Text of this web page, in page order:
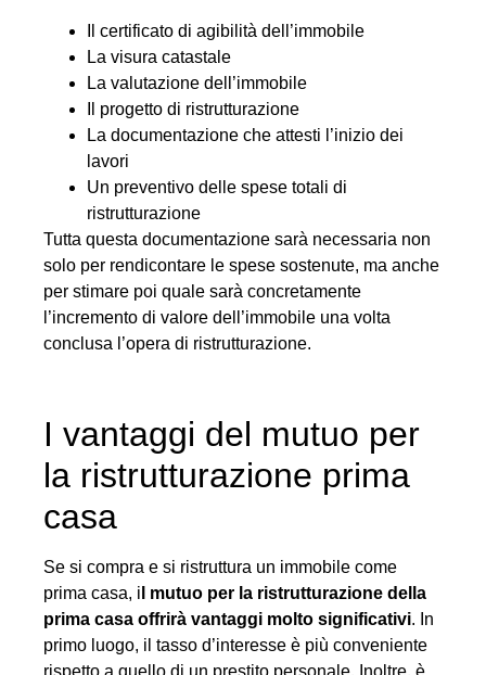
Il certificato di agibilità dell’immobile
La visura catastale
La valutazione dell’immobile
Il progetto di ristrutturazione
La documentazione che attesti l’inizio dei
lavori
Un preventivo delle spese totali di
ristrutturazione
Tutta questa documentazione sarà necessaria non
solo per rendicontare le spese sostenute, ma anche
per stimare poi quale sarà concretamente
l’incremento di valore dell’immobile una volta
conclusa l’opera di ristrutturazione.
I vantaggi del mutuo per
la ristrutturazione prima
casa
Se si compra e si ristruttura un immobile come
prima casa, i l mutuo per la ristrutturazione della
prima casa offrirà vantaggi molto significativi. In
primo luogo, il tasso d’interesse è più conveniente